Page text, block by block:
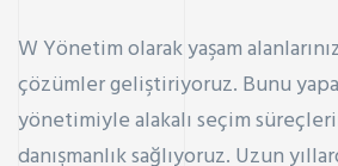
W Yönetim olarak yaşam
çözümler geliştiriyoruz. Bunu
yönetimiyle alakalı seçim
danışmanlık sağlıyoruz. Uzun